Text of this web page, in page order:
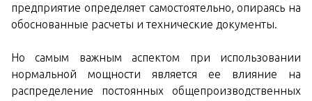
предприятие определяет самостоятельно, опираясь на
обоснованные расчеты и технические документы.
Но самым важным аспектом при использовании
нормальной мощности является ее влияние на
распределение постоянных общепроизводственных